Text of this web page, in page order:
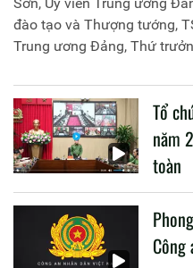
đào tạo và Thượng tướng,
Trung ương Đảng, Thứ
liên quan đến công tác
CAND.
Tổ
năm
toàn
Công